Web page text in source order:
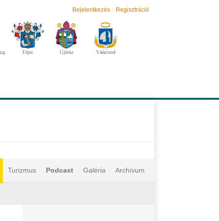
Bejelentkezés Regisztráció
Turizmus Podcast Galéria Archívum